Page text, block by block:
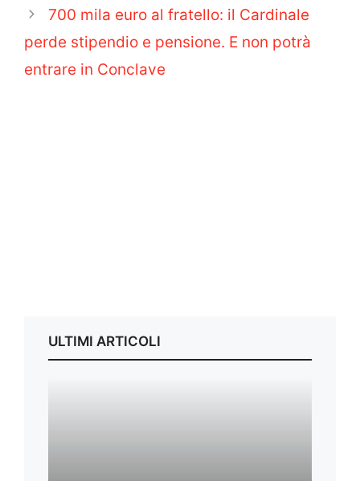
700 mila euro al fratello: il Cardinale
perde stipendio e pensione. E non potrà
entrare in Conclave
ULTIMI ARTICOLI